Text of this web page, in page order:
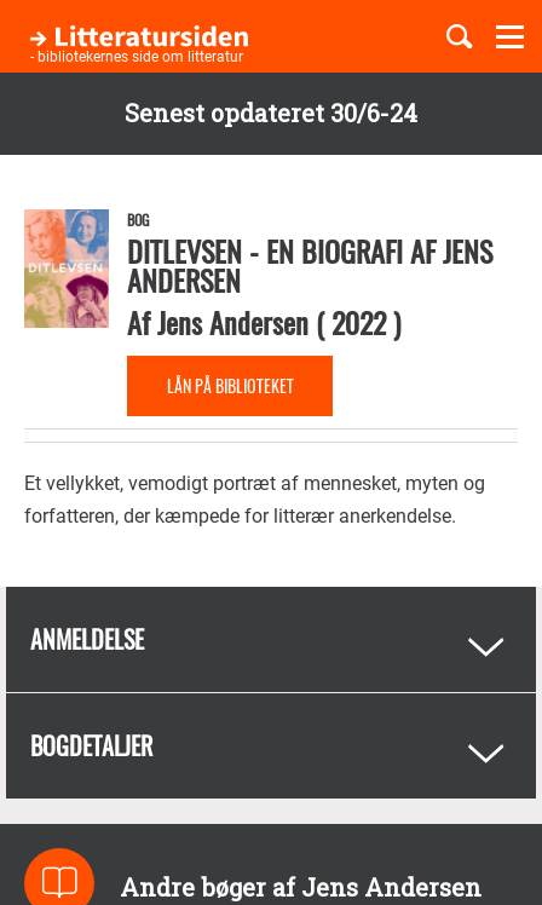
Senest opdateret 30/6-24
hovedindhold
- bibliotekernes side om litteratur
Børnebøger
Temaer
BOG
DITLEVSEN - EN BIOGRAFI AF JENS
ANDERSEN
AfJens Andersen(2022)
LÅN PÅ BIBLIOTEKET
Et vellykket, vemodigt portræt af mennesket, myten og
forfatteren, der kæmpede for litterær anerkendelse.
ANMELDELSE
BOGDETALJER
Andre bøger af Jens Andersen